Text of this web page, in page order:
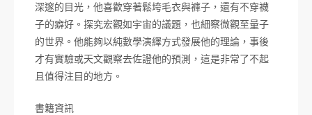
深邃的目光，他喜歡穿著鬆垮毛衣與褲子，還有不穿襪
子的癖好。探究宏觀如宇宙的議題，也細察微觀至量子
的世界。他能夠以純數學演繹方式發展他的理論，事後
才有實驗或天文觀察去佐證他的預測，這是非常了不起
且值得注目的地方。
書籍資訊